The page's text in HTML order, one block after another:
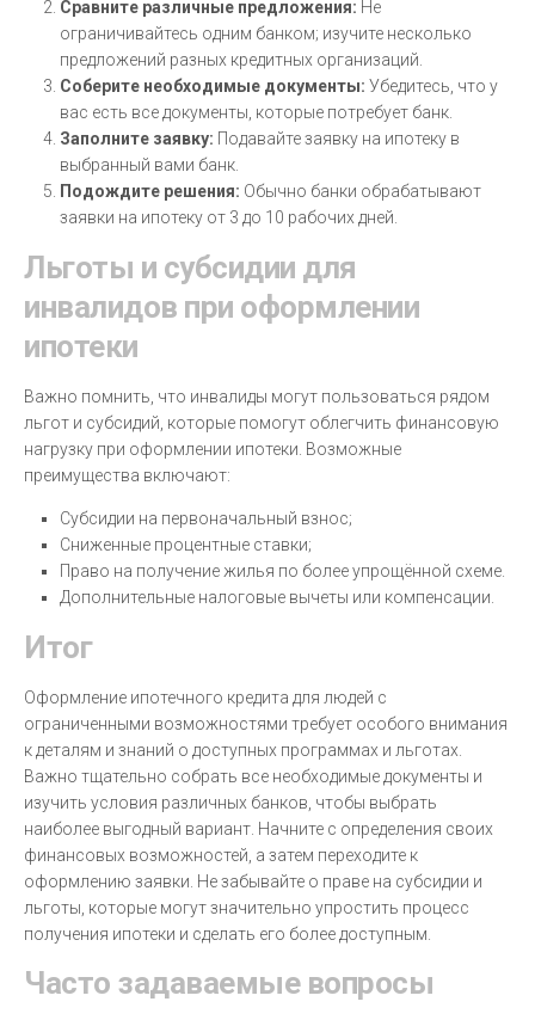
Сравните различные предложения: Не
ограничивайтесь одним банком; изучите несколько
предложений разных кредитных организаций.
Соберите необходимые документы: Убедитесь, что у
вас есть все документы, которые потребует банк.
Заполните заявку: Подавайте заявку на ипотеку в
выбранный вами банк.
Подождите решения: Обычно банки обрабатывают
заявки на ипотеку от 3 до 10 рабочих дней.
Льготы и субсидии для
инвалидов при оформлении
ипотеки
Важно помнить, что инвалиды могут пользоваться рядом
льгот и субсидий, которые помогут облегчить финансовую
нагрузку при оформлении ипотеки. Возможные
преимущества включают:
Субсидии на первоначальный взнос;
Сниженные процентные ставки;
Право на получение жилья по более упрощённой схеме.
Дополнительные налоговые вычеты или компенсации.
Итог
Оформление ипотечного кредита для людей с
ограниченными возможностями требует особого внимания
к деталям и знаний о доступных программах и льготах.
Важно тщательно собрать все необходимые документы и
изучить условия различных банков, чтобы выбрать
наиболее выгодный вариант. Начните с определения своих
финансовых возможностей, а затем переходите к
оформлению заявки. Не забывайте о праве на субсидии и
льготы, которые могут значительно упростить процесс
получения ипотеки и сделать его более доступным.
Часто задаваемые вопросы